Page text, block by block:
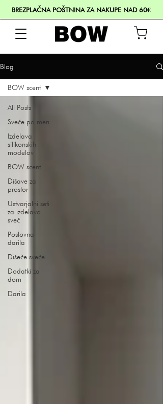
BREZPLAČNA POŠTNINA ZA NAKUPE NAD 60€
Blog
All Posts
Sveče po meri
Izdelava
silikonskih
modelov
BOW scent
Dišave za
prostor
Ustvarjalni seti
za izdelavo
sveč
Poslovna
darila
Dišeče sveče
Dodatki za
dom
Darila
BOW scent